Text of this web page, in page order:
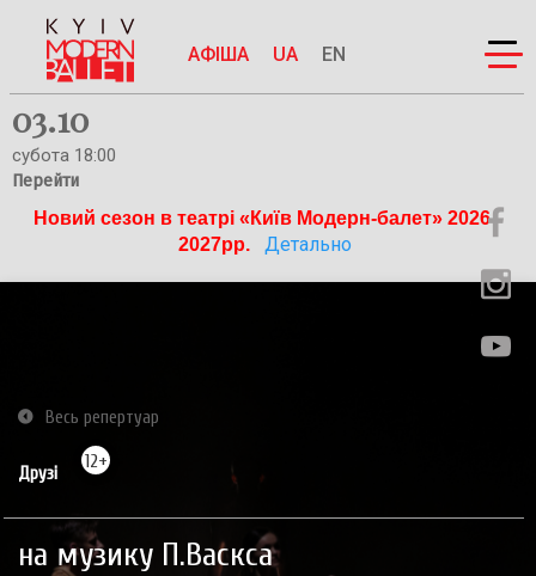
АФІША UA EN
03.10
субота 18:00
Перейти
Новий сезон в театрі «Київ Модерн-балет» 2026-
2027рр.
Детально
Весь репертуар
Друзі
12+
на музику П.Васкса